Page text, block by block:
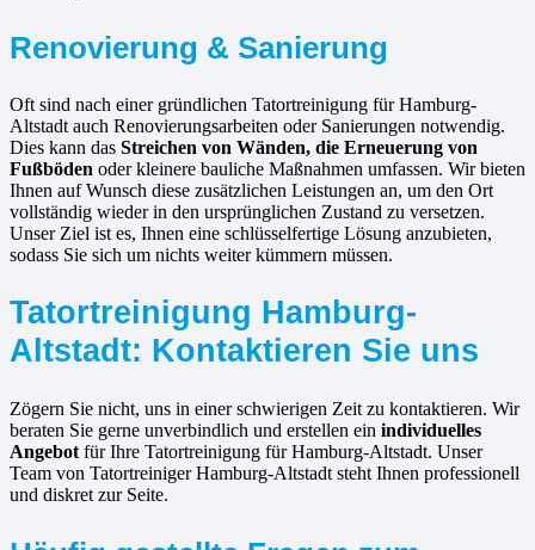
Renovierung & Sanierung
Oft sind nach einer gründlichen Tatortreinigung für Hamburg-
Altstadt auch Renovierungsarbeiten oder Sanierungen notwendig.
Dies kann das Streichen von Wänden, die Erneuerung von
Fußböden oder kleinere bauliche Maßnahmen umfassen. Wir bieten
Ihnen auf Wunsch diese zusätzlichen Leistungen an, um den Ort
vollständig wieder in den ursprünglichen Zustand zu versetzen.
Unser Ziel ist es, Ihnen eine schlüsselfertige Lösung anzubieten,
sodass Sie sich um nichts weiter kümmern müssen.
Tatortreinigung Hamburg-
Altstadt: Kontaktieren Sie uns
Zögern Sie nicht, uns in einer schwierigen Zeit zu kontaktieren. Wir
beraten Sie gerne unverbindlich und erstellen ein individuelles
Angebot für Ihre Tatortreinigung für Hamburg-Altstadt. Unser
Team von Tatortreiniger Hamburg-Altstadt steht Ihnen professionell
und diskret zur Seite.